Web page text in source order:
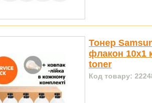
Тонер
флакон 10x1
toner
Код товару: